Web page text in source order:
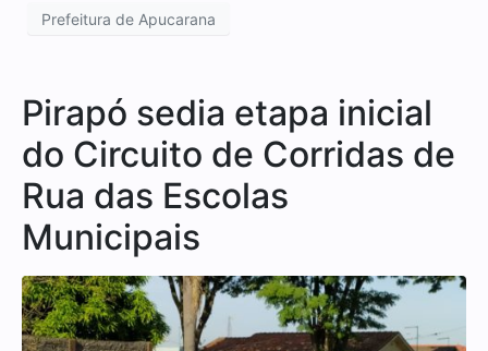
Prefeitura de Apucarana
Pirapó sedia etapa inicial
do Circuito de Corridas de
Rua das Escolas
Municipais